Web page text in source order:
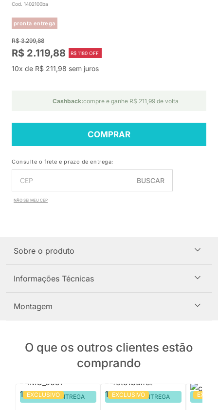
Cod. 1402100ba
pronta entrega
R$ 3.299,88
R$ 2.119,88 R$ 1180 OFF
10x de R$ 211,98 sem juros
Cashback:compre e ganhe R$ 211,99 de volta
COMPRAR
Consulte o frete e prazo de entrega:
BUSCAR
NÃO SEI MEU CEP
Sobre o produto
Informações Técnicas
Montagem
O que os outros clientes estão
comprando
EXCLUSIVO
PRONTA ENTREGA EXCLUSIVO
PRONTA ENTREGA